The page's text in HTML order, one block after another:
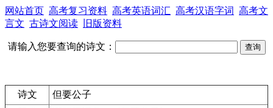
网站首页 高考复习资料 高考英语词汇 高考汉语字词 高考文
言文 古诗文阅读 旧版资料
请输入您要查询的诗文：
诗文
但要公子